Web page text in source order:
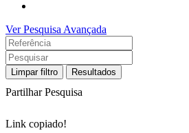
Ver Pesquisa Avançada
Limpar filtro Resultados
Partilhar Pesquisa
Link copiado!